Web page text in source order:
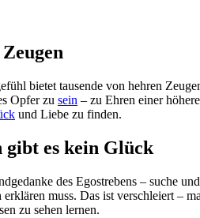
bietet tausende von hehren
Opfer zu sein – zu Ehren einer
und Liebe zu finden.
gibt es kein Glück
des Egostrebens – suche
muss. Das ist verschleiert –
zu sehen lernen.